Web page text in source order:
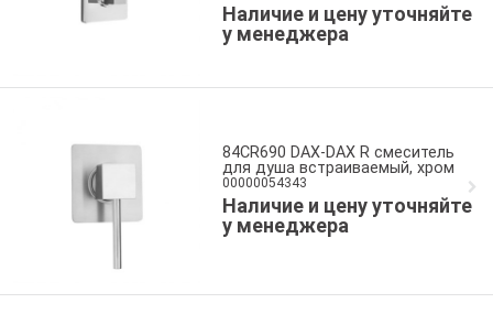
Наличие и цену уточняйте
у менеджера
84CR690 DAX-DAX R смеситель
для душа встраиваемый, хром
00000054343
Наличие и цену уточняйте
у менеджера